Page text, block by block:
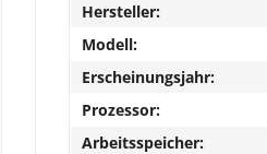
Hersteller:
Modell:
Erscheinungsjahr:
Prozessor:
Arbeitsspeicher: